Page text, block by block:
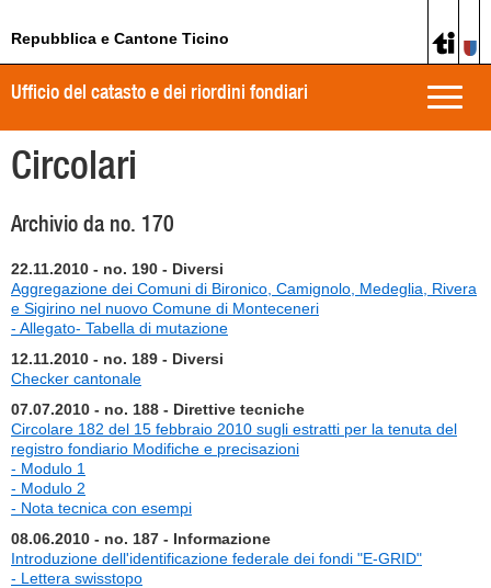
Repubblica e Cantone Ticino
Toggle
Ufficio del catasto e dei riordini fondiari
Circolari
Archivio da no. 170
22.11.2010 - no. 190 - Diversi
Aggregazione dei Comuni di Bironico, Camignolo, Medeglia, Rivera
e Sigirino nel nuovo Comune di Monteceneri
- Allegato- Tabella di mutazione
12.11.2010 - no. 189 - Diversi
Checker cantonale
07.07.2010 - no. 188 - Direttive tecniche
Circolare 182 del 15 febbraio 2010 sugli estratti per la tenuta del
registro fondiario Modifiche e precisazioni
- Modulo 1
- Modulo 2
- Nota tecnica con esempi
08.06.2010 - no. 187 - Informazione
Introduzione dell'identificazione federale dei fondi "E-GRID"
- Lettera swisstopo